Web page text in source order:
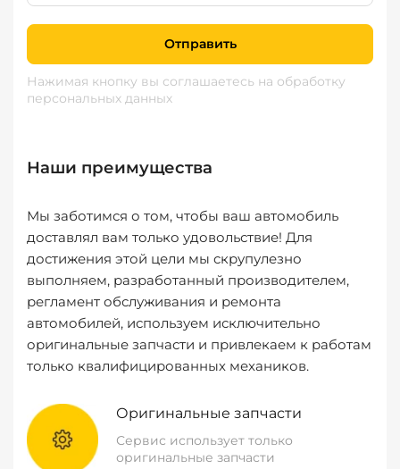
Отправить
Нажимая кнопку вы соглашаетесь на обработку
персональных данных
Наши преимущества
Мы заботимся о том, чтобы ваш автомобиль
доставлял вам только удовольствие! Для
достижения этой цели мы скрупулезно
выполняем, разработанный производителем,
регламент обслуживания и ремонта
автомобилей, используем исключительно
оригинальные запчасти и привлекаем к работам
только квалифицированных механиков.
Оригинальные запчасти
Сервис использует только
оригинальные запчасти